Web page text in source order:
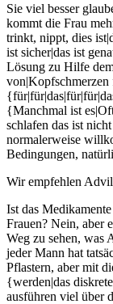
Sie viel besser
kommt die Frau
trinkt, nippt, dies
ist sicher|das ist
Lösung zu Hilfe
von|Kopfschmerzen
{Manchmal ist
schlafen das ist
normalerweise
Bedingungen,
Wir empfehlen
Ist das
Frauen? Nein, aber
Weg zu sehen, was
jeder Mann hat
Pflastern, aber mit
{werden|das
ausführen viel über